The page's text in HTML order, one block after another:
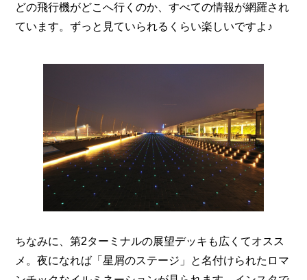
どの飛行機がどこへ行くのか、すべての情報が網羅され
ています。ずっと見ていられるくらい楽しいですよ♪
ちなみに、第2ターミナルの展望デッキも広くてオスス
メ。夜になれば「星屑のステージ」と名付けられたロマ